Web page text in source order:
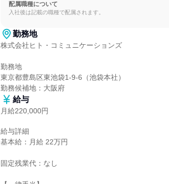
配属職種について
入社後は記載の職種で配属されます。
勤務地
株式会社ヒト・コミュニケーションズ
勤務地
東京都豊島区東池袋1-9-6（池袋本社）
勤務候補地：大阪府
給与
月給220,000円
給与詳細
基本給：月給 22万円
固定残業代：なし